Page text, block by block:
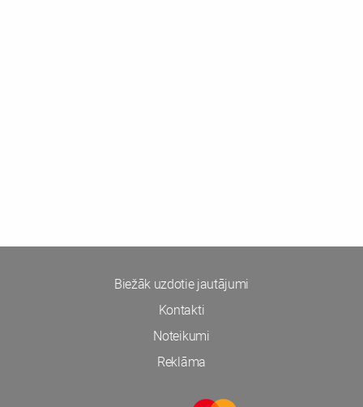
Biežāk uzdotie jautājumi
Kontakti
Noteikumi
Reklāma